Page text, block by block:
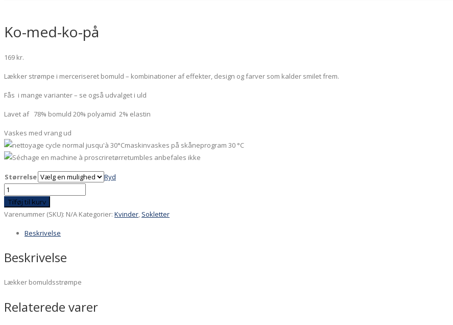
Ko-med-ko-på
169 kr.
Lækker strømpe i merceriseret bomuld – kombinationer af effekter, design og farver som kalder smilet frem.
Fås i mange varianter – se også udvalget i uld
Lavet af 78% bomuld 20% polyamid 2% elastin
Vaskes med vrang ud
maskinvaskes på skåneprogram 30 °C
tørretumbles anbefales ikke
Størrelse
Ryd
Ko-
med-
ko-
Tilføj til kurv
Varenummer (SKU): N/A Kategorier: Kvinder Sokletter
Beskrivelse
Beskrivelse
Lækker bomuldsstrømpe
Relaterede varer